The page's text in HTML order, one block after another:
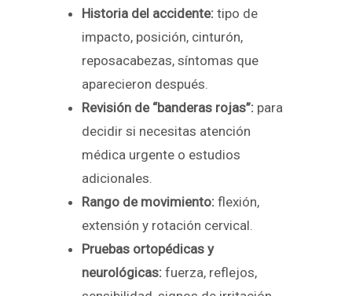
Historia del accidente: tipo de
impacto, posición, cinturón,
reposacabezas, síntomas que
aparecieron después.
Revisión de “banderas rojas”: para
decidir si necesitas atención
médica urgente o estudios
adicionales.
Rango de movimiento: flexión,
extensión y rotación cervical.
Pruebas ortopédicas y
neurológicas: fuerza, reflejos,